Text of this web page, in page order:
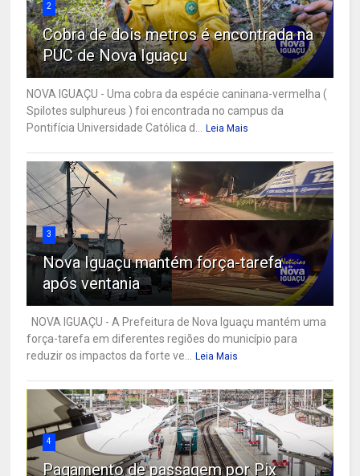
2
Cobra de dois metros é encontrada na
PUC de Nova Iguaçu
NOVA IGUAÇU - Uma cobra da espécie caninana-vermelha (
Spilotes sulphureus ) foi encontrada no campus da
Pontifícia Universidade Católica d... Leia Mais
3
Nova Iguaçu mantém força-tarefa
após ventania
NOVA IGUAÇU - A Prefeitura de Nova Iguaçu mantém uma
força-tarefa em diferentes regiões do município para
reduzir os impactos da forte ve... Leia Mais
4
Pagamento de passagem por Pix